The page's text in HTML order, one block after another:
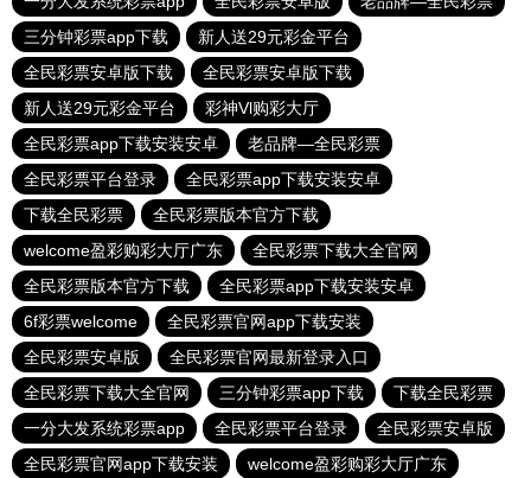
三分钟彩票app下载
新人送29元彩金平台
全民彩票安卓版下载
全民彩票安卓版下载
新人送29元彩金平台
彩神Vl购彩大厅
全民彩票app下载安装安卓
老品牌—全民彩票
全民彩票平台登录
全民彩票app下载安装安卓
下载全民彩票
全民彩票版本官方下载
welcome盈彩购彩大厅广东
全民彩票下载大全官网
全民彩票版本官方下载
全民彩票app下载安装安卓
6f彩票welcome
全民彩票官网app下载安装
全民彩票安卓版
全民彩票官网最新登录入口
全民彩票下载大全官网
三分钟彩票app下载
下载全民彩票
一分大发系统彩票app
全民彩票平台登录
全民彩票安卓版
全民彩票官网app下载安装
welcome盈彩购彩大厅广东